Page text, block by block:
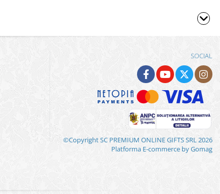
SOCIAL
©Copyright SC PREMIUM ONLINE GIFTS SRL 2026
Platforma E-commerce by Gomag